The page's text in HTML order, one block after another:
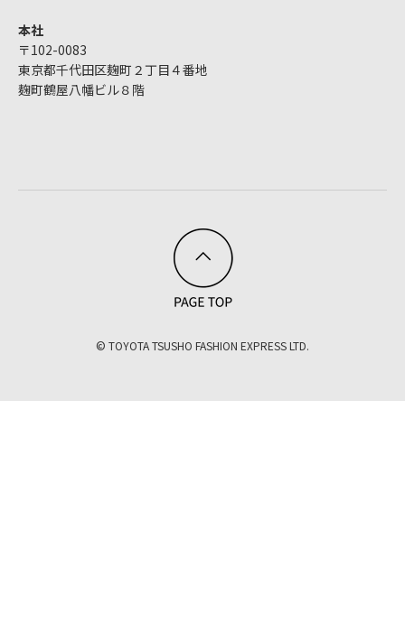
本社
〒102-0083
東京都千代田区麹町２丁目４番地
麹町鶴屋八幡ビル８階
© TOYOTA TSUSHO FASHION EXPRESS LTD.